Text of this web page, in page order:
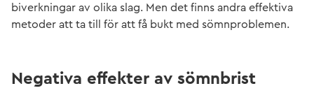
biverkningar av olika slag. Men det finns andra effektiva
metoder att ta till för att få bukt med sömnproblemen.
Negativa effekter av sömnbrist